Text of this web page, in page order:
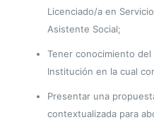
Licenciado/a en
Asistente Social;
Tener conocimiento
Institución en la cual
Presentar una
contextualizada para